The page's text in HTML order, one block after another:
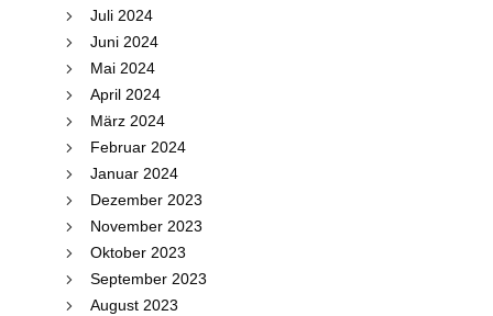
Juli 2024
Juni 2024
Mai 2024
April 2024
März 2024
Februar 2024
Januar 2024
Dezember 2023
November 2023
Oktober 2023
September 2023
August 2023